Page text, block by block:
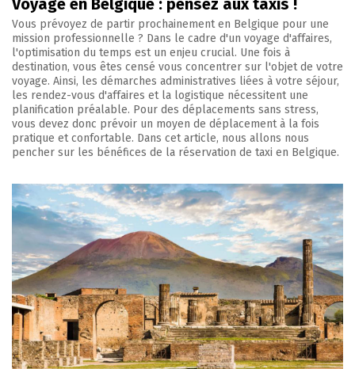
Vous prévoyez de partir prochainement en Belgique pour une
mission professionnelle ? Dans le cadre d'un voyage d'affaires,
l'optimisation du temps est un enjeu crucial. Une fois à
destination, vous êtes censé vous concentrer sur l'objet de votre
voyage. Ainsi, les démarches administratives liées à votre séjour,
les rendez-vous d'affaires et la logistique nécessitent une
planification préalable. Pour des déplacements sans stress,
vous devez donc prévoir un moyen de déplacement à la fois
pratique et confortable. Dans cet article, nous allons nous
pencher sur les bénéfices de la réservation de taxi en Belgique.